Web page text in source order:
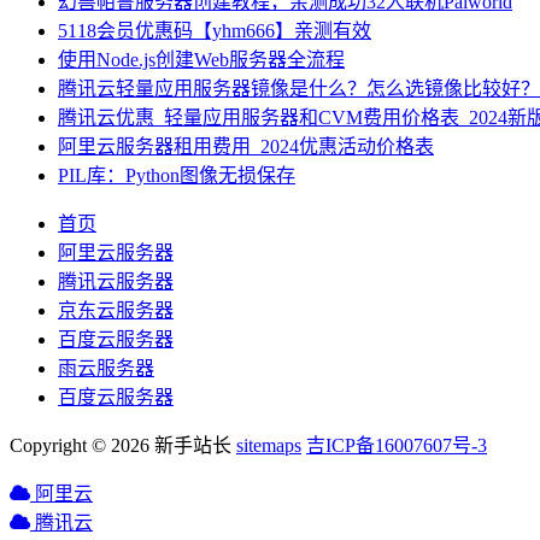
5118会员优惠码【yhm666】亲测有效
使用Node.js创建Web服务器全流程
腾讯云轻量应用服务器镜像是什么？怎么选镜像比较好？
腾讯云优惠_轻量应用服务器和CVM费用价格表_2024新
阿里云服务器租用费用_2024优惠活动价格表
PIL库：Python图像无损保存
首页
阿里云服务器
腾讯云服务器
京东云服务器
百度云服务器
雨云服务器
百度云服务器
Copyright © 2026 新手站长 sitemaps 吉ICP备16007607号-3
阿里云
腾讯云